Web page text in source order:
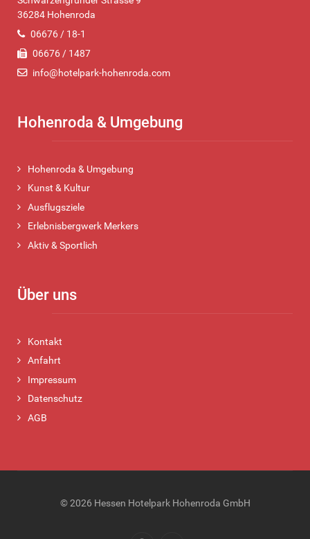
36284 Hohenroda
06676 / 18-1
06676 / 1487
info@hotelpark-hohenroda.com
Hohenroda & Umgebung
Hohenroda & Umgebung
Kunst & Kultur
Ausflugsziele
Erlebnisbergwerk Merkers
Aktiv & Sportlich
Über uns
Kontakt
Anfahrt
Impressum
Datenschutz
AGB
© 2026 Hessen Hotelpark Hohenroda GmbH